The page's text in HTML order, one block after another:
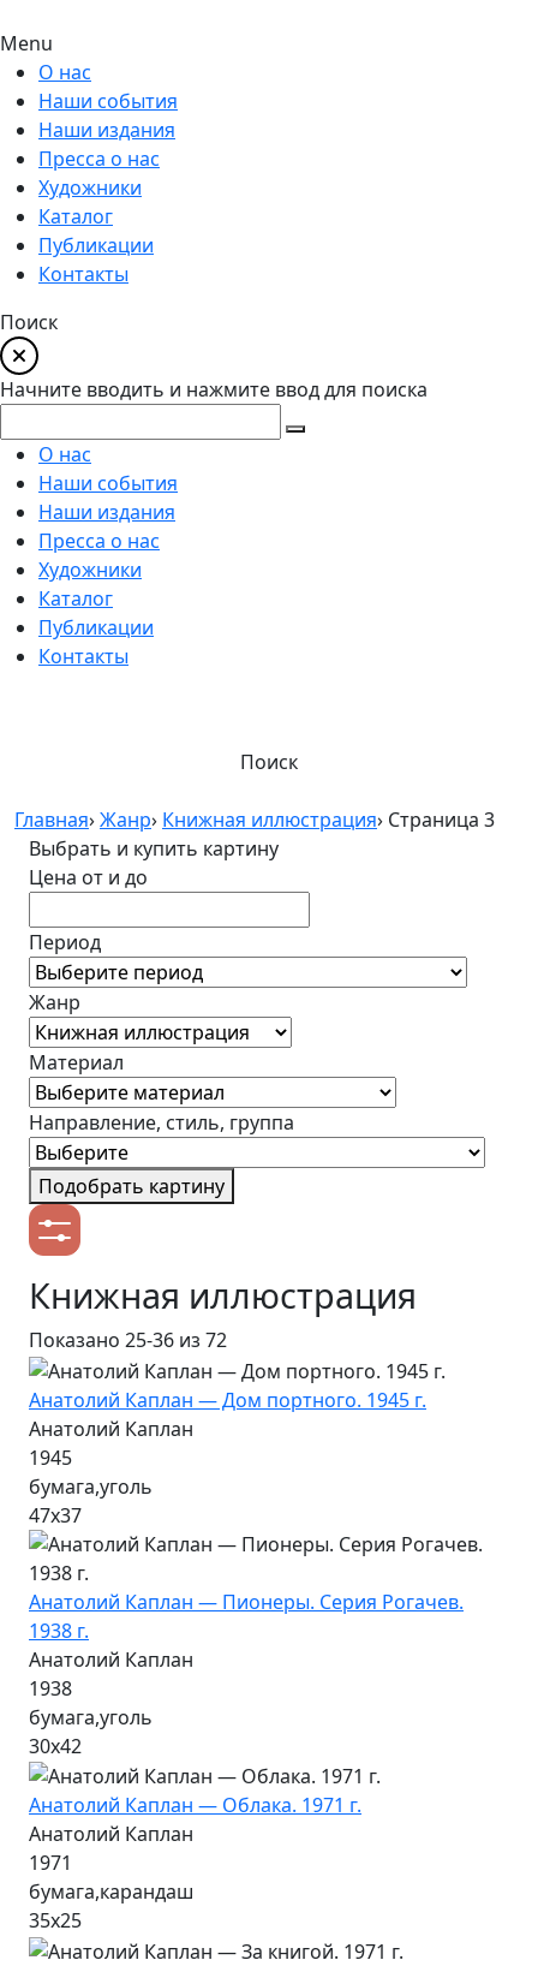
Menu
О нас
Наши события
Наши издания
Пресса о нас
Художники
Каталог
Публикации
Контакты
Поиск
Начните вводить и нажмите ввод для поиска
О нас
Наши события
Наши издания
Пресса о нас
Художники
Каталог
Публикации
Контакты
Поиск
Главная›Жанр› Книжная иллюстрация› Страница 3
Выбрать и купить картину
Цена от и до
Период
Жанр
Материал
Направление, стиль, группа
Подобрать картину
Книжная иллюстрация
Показано 25-36 из 72
Анатолий Каплан — Дом портного. 1945 г.
Анатолий Каплан
1945
бумага,уголь
47х37
Анатолий Каплан — Пионеры. Серия Рогачев.
1938 г.
Анатолий Каплан
1938
бумага,уголь
30х42
Анатолий Каплан — Облака. 1971 г.
Анатолий Каплан
1971
бумага,карандаш
35х25